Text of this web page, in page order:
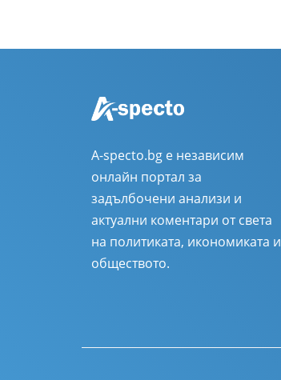
A-specto.bg е независим
онлайн портал за
задълбочени анализи и
актуални коментари от света
на политиката, икономиката и
обществото.